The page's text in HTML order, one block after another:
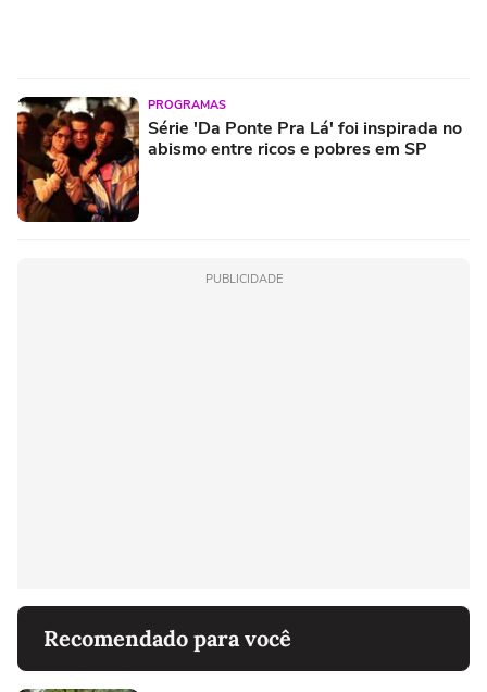
PROGRAMAS
Série 'Da Ponte Pra Lá' foi inspirada no
abismo entre ricos e pobres em SP
PUBLICIDADE
Recomendado para você